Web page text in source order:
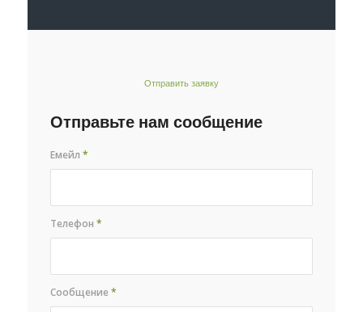
Отправить заявку
Отправьте нам сообщение
Емейл*
Телефон*
Сообщение*